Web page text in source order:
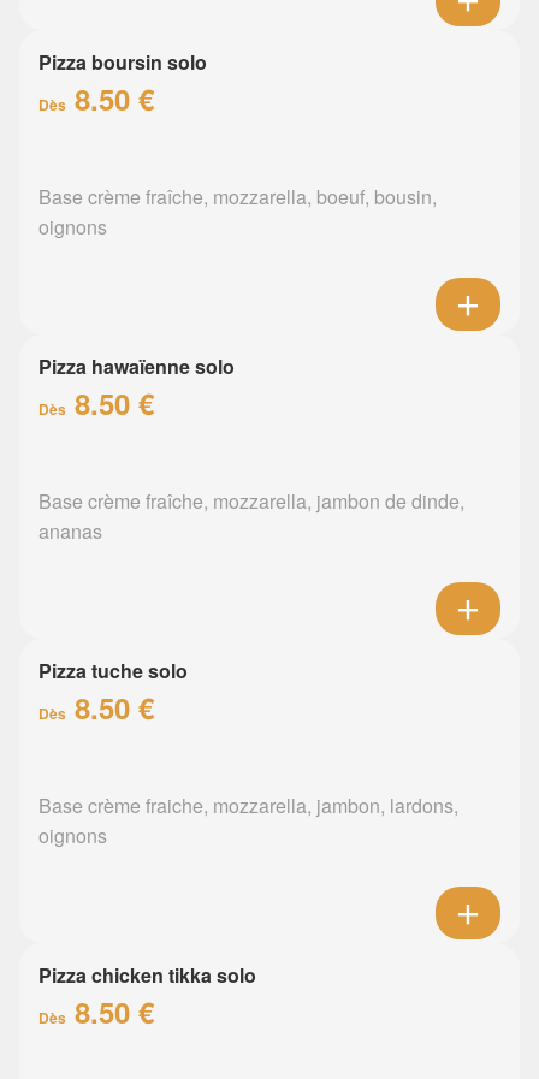
Pizza boursin solo
Dès 8.50 €
Base crème fraîche, mozzarella, boeuf, bousin,
oignons
Pizza hawaïenne solo
Dès 8.50 €
Base crème fraîche, mozzarella, jambon de dinde,
ananas
Pizza tuche solo
Dès 8.50 €
Base crème fraiche, mozzarella, jambon, lardons,
oignons
Pizza chicken tikka solo
Dès 8.50 €